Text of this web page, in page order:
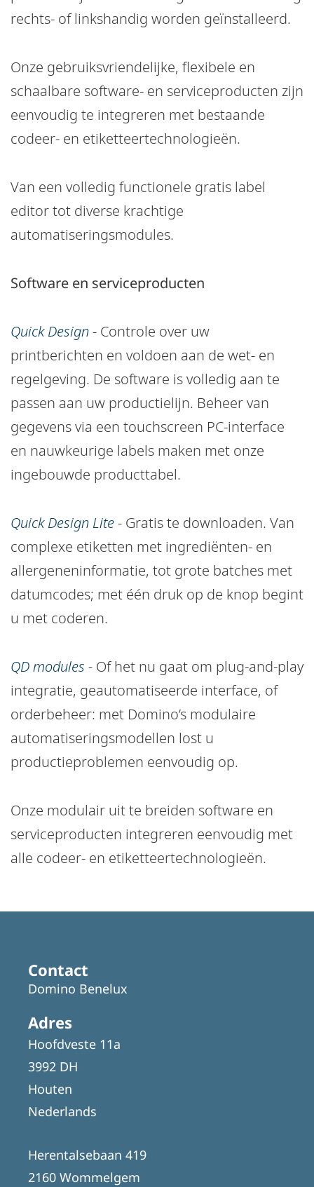
rechts- of linkshandig worden geïnstalleerd.
Onze gebruiksvriendelijke, flexibele en
schaalbare software- en serviceproducten zijn
eenvoudig te integreren met bestaande
codeer- en etiketteertechnologieën.
Van een volledig functionele gratis label
editor tot diverse krachtige
automatiseringsmodules.
Software en serviceproducten
Quick Design- Controle over uw
printberichten en voldoen aan de wet- en
regelgeving. De software is volledig aan te
passen aan uw productielijn. Beheer van
gegevens via een touchscreen PC-interface
en nauwkeurige labels maken met onze
ingebouwde producttabel.
Quick Design Lite- Gratis te downloaden. Van
complexe etiketten met ingrediënten- en
allergeneninformatie, tot grote batches met
datumcodes; met één druk op de knop begint
u met coderen.
QD modules - Of het nu gaat om plug-and-play
integratie, geautomatiseerde interface, of
orderbeheer: met Domino’s modulaire
automatiseringsmodellen lost u
productieproblemen eenvoudig op.
Onze modulair uit te breiden software en
serviceproducten integreren eenvoudig met
alle codeer- en etiketteertechnologieën.
Contact
Domino Benelux
Adres
Hoofdveste 11a
3992 DH
Houten
Nederlands
Herentalsebaan 419
2160 Wommelgem